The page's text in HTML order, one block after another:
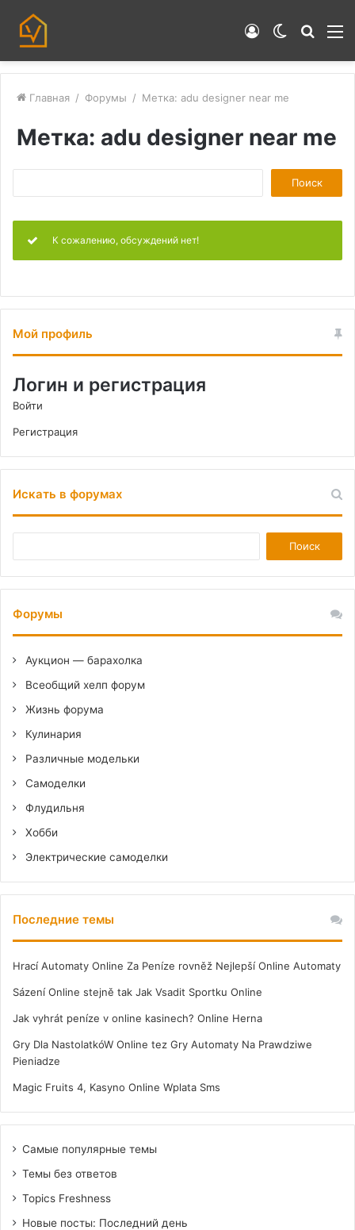
Switch
Войти
Главная / Форумы / Метка: adu designer near me
Метка: adu designer near me
о
и
к
К сожалению, обсуждений нет!
Мой профиль
Логин и регистрация
Войти
Регистрация
Искать в форумах
Форумы
Аукцион — барахолка
Всеобщий хелп форум
Жизнь форума
Кулинария
Различные модельки
Самоделки
Флудильня
Хобби
Электрические самоделки
Последние темы
Hrací Automaty Online Za Peníze rovněž Nejlepší Online Automaty
Sázení Online stejně tak Jak Vsadit Sportku Online
Jak vyhrát peníze v online kasinech? Online Herna
Gry Dla NastolatkóW Online tez Gry Automaty Na Prawdziwe
Pieniadze
Magic Fruits 4, Kasyno Online Wplata Sms
Самые популярные темы
Темы без ответов
Topics Freshness
Новые посты: Последний день